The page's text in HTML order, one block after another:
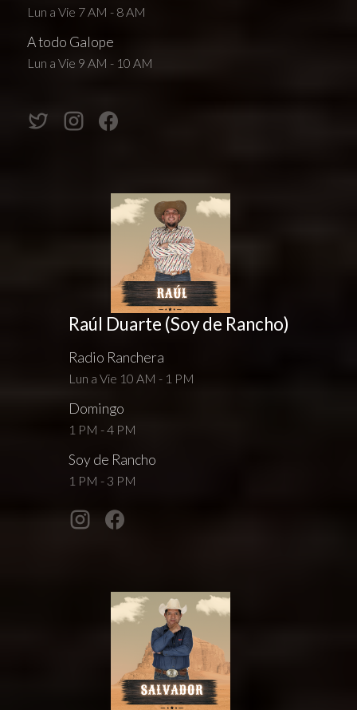
Lun a Vie 7 AM - 8 AM
A todo Galope
Lun a Vie 9 AM - 10 AM
Raúl Duarte (Soy de Rancho)
Radio Ranchera
Lun a Vie 10 AM - 1 PM
Domingo
1 PM - 4 PM
Soy de Rancho
1 PM - 3 PM